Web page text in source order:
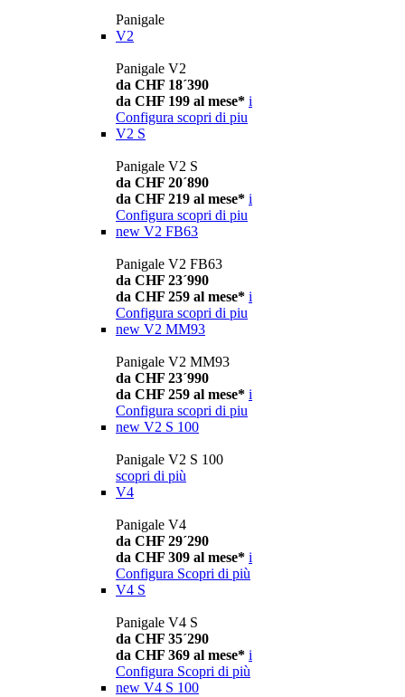
Panigale
V2
Panigale V2
da CHF 18´390
da CHF 199 al mese* i
Configura scopri di piu
V2 S
Panigale V2 S
da CHF 20´890
da CHF 219 al mese* i
Configura scopri di piu
new V2 FB63
Panigale V2 FB63
da CHF 23´990
da CHF 259 al mese* i
Configura scopri di piu
new V2 MM93
Panigale V2 MM93
da CHF 23´990
da CHF 259 al mese* i
Configura scopri di piu
new V2 S 100
Panigale V2 S 100
scopri di più
V4
Panigale V4
da CHF 29´290
da CHF 309 al mese* i
Configura Scopri di più
V4 S
Panigale V4 S
da CHF 35´290
da CHF 369 al mese* i
Configura Scopri di più
new V4 S 100